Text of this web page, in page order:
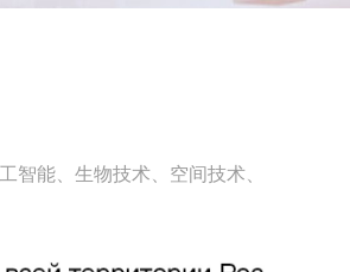
智能、生物技术、空间技术、